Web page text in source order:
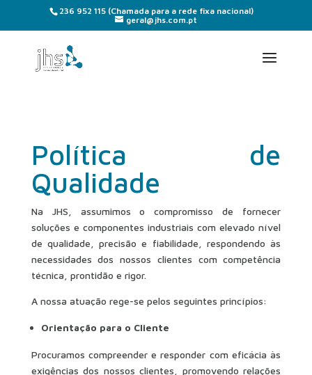
236 952 115 (Chamada para a rede fixa nacional)
geral@jhs.com.pt
Política de
Qualidade
Na JHS, assumimos o compromisso de fornecer
soluções e componentes industriais com elevado nível
de qualidade, precisão e fiabilidade, respondendo às
necessidades dos nossos clientes com competência
técnica, prontidão e rigor.
A nossa atuação rege-se pelos seguintes princípios:
Orientação para o Cliente
Procuramos compreender e responder com eficácia às
exigências dos nossos clientes, promovendo relações